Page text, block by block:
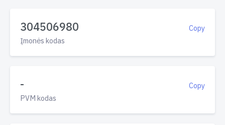
Copy
304506980
Įmonės kodas
Copy
-
PVM kodas